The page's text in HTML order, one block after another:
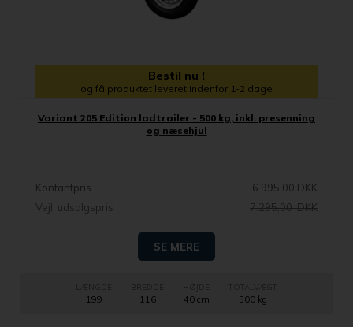
Bestil nu !
og få produktet leveret indenfor 1-2 dage
Variant 205 Edition ladtrailer - 500 kg, inkl. presenning
og næsehjul
Kontantpris
6.995,00 DKK
Vejl. udsalgspris
7.295,00 DKK
SE MERE
199 116
HØJDE
40 cm
TOTALVÆGT
500 kg